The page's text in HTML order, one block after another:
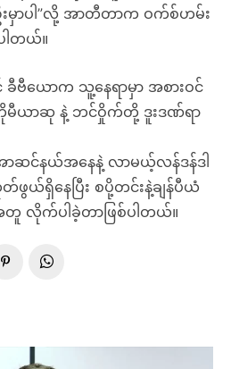
ာပါ”လို့ အာတီတာက ဝက်စ်ဟမ်း
ါတယ်။
ခီဗီယောက သူ့နေရာမှာ အစားဝင်
ယာဆု နဲ့ ဘင်ဝှိုက်တို့ ဒူးဒဏ်ရာ
ာဆင်နယ်အနေနဲ့ လာမယ့်လန်ဒန်ဒါ
ယ်ရှိနေပြီး စပို့တင်းနဲ့ချန်ပီယံ
လိုက်ပါခဲ့တာဖြစ်ပါတယ်။